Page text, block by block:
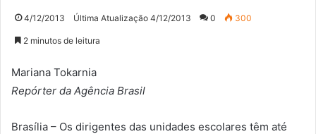
4/12/2013 Última Atualização 4/12/2013 0 300
2 minutos de leitura
Mariana Tokarnia
Repórter da Agência Brasil
Brasília – Os dirigentes das unidades escolares têm até